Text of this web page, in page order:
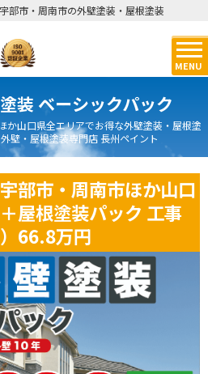
部市・周南市の外壁塗装・屋根塗装
MENU
装 ベーシックパック
か山口県全エリアでお得な外壁塗装・屋根塗
壁・屋根塗装専門店 長州ペイント
部市・周南市ほか山口
屋根塗装パック 工事
66.8万円